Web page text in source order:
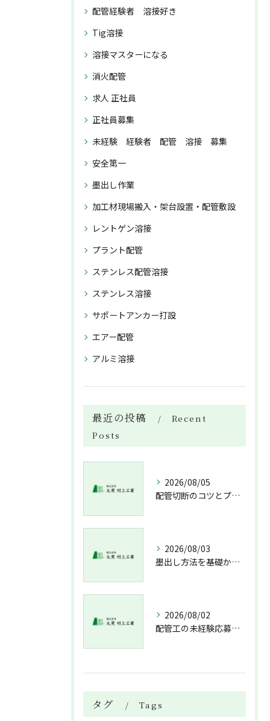
配管経験者 溶接好き
Tig溶接
溶接マスターになる
消火配管
求人 正社員
正社員募集
未経験 経験者 配管 溶接 募集
安全第一
墨出し作業
加工材現場搬入・架台設置・配管敷設
レントゲン溶接
プラント配管
ステンレス配管溶接
ステンレス溶接
サポートアンカー打設
エアー配管
アルミ溶接
最近の投稿
Recent
Posts
2026/08/05
配管切断のコツとプロが教える失敗しない工具選び
2026/08/03
墨出し方法を基礎から実践まで一人作業でも正確にこなすコツと墨出し作業の注意点
2026/08/02
配管工の未経験応募で資格不問求人情報と溶接技術習得までの流れを解説
タグ Tags